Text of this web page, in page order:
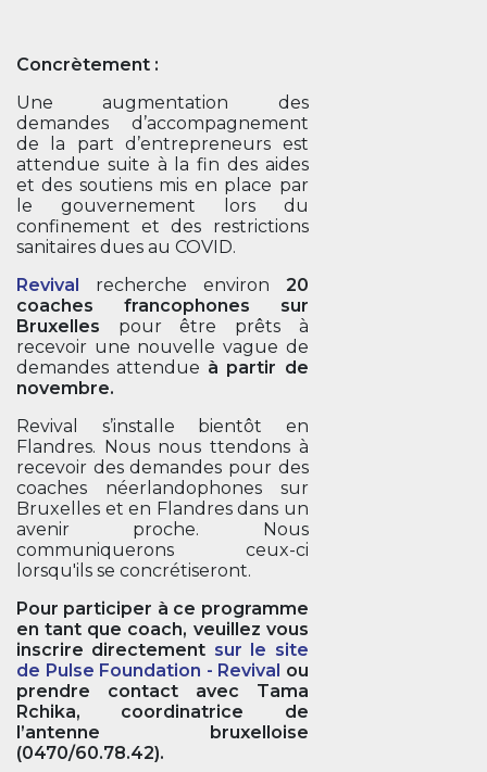
Concrètement :
Une augmentation des
demandes d’accompagnement
de la part d’entrepreneurs est
attendue suite à la fin des aides
et des soutiens mis en place par
le gouvernement lors du
confinement et des restrictions
sanitaires dues au COVID.
Revival recherche environ 20
coaches francophones sur
Bruxelles pour être prêts à
recevoir une nouvelle vague de
demandes attendue à partir de
novembre.
Revival s’installe bientôt en
Flandres. Nous nous ttendons à
recevoir des demandes pour des
coaches néerlandophones sur
Bruxelles et en Flandres dans un
avenir proche. Nous
communiquerons ceux-ci
lorsqu'ils se concrétiseront.
Pour participer à ce programme
en tant que coach, veuillez vous
inscrire directement sur le site
de Pulse Foundation - Revival ou
prendre contact avec Tama
Rchika, coordinatrice de
l’antenne bruxelloise
(0470/60.78.42).